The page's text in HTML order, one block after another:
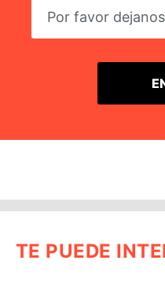
TE PUEDE